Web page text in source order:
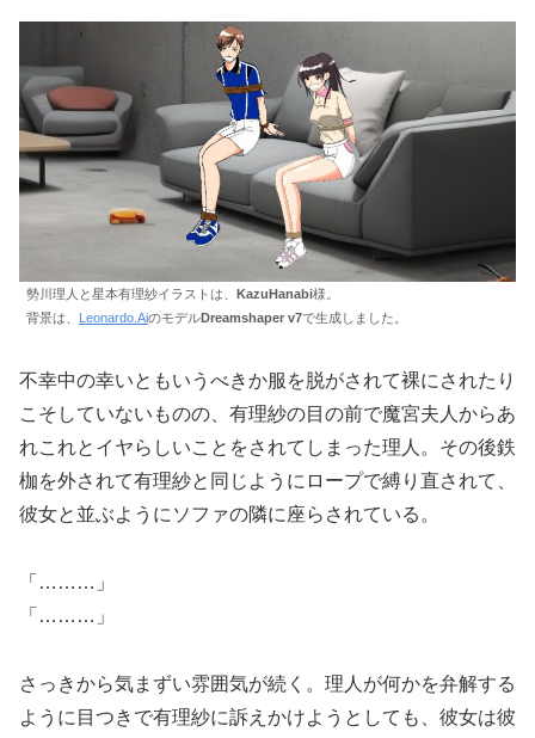
勢川理人と星本有理紗イラストは、 KazuHanabi様。
背景は、
Leonardo.AiのモデルDreamshaper v7で生成しました。
不幸中の幸いともいうべきか服を脱がされて裸にされたり
こそしていないものの、有理紗の目の前で魔宮夫人からあ
れこれとイヤらしいことをされてしまった理人。その後鉄
枷を外されて有理紗と同じようにロープで縛り直されて、
彼女と並ぶようにソファの隣に座らされている。
「………」
「………」
さっきから気まずい雰囲気が続く。理人が何かを弁解する
ように目つきで有理紗に訴えかけようとしても、彼女は彼